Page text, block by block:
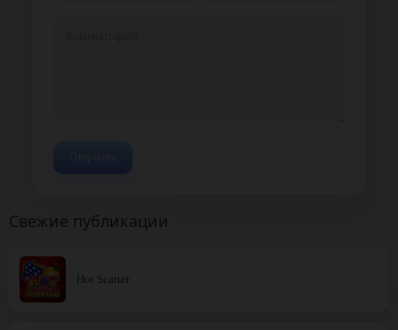
Свежие публикации
Hot Scatter